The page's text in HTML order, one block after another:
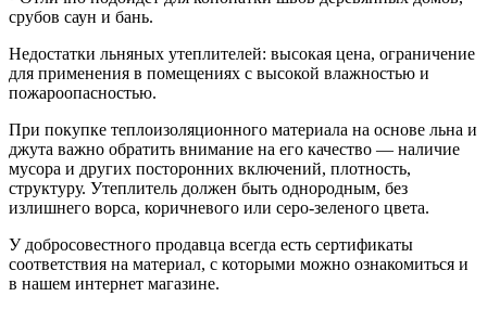
срубов саун и бань.
Недостатки льняных утеплителей: высокая цена, ограничение
для применения в помещениях с высокой влажностью и
пожароопасностью.
При покупке теплоизоляционного материала на основе льна и
джута важно обратить внимание на его качество — наличие
мусора и других посторонних включений, плотность,
структуру. Утеплитель должен быть однородным, без
излишнего ворса, коричневого или серо-зеленого цвета.
У добросовестного продавца всегда есть сертификаты
соответствия на материал, с которыми можно ознакомиться и
в нашем интернет магазине.